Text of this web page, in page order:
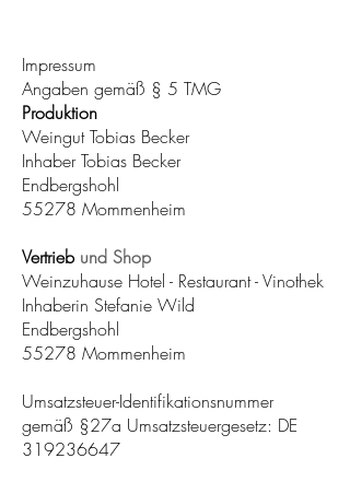
Impressum
Angaben gemäß § 5 TMG
Produktion
Weingut Tobias Becker
Inhaber Tobias Becker
Endbergshohl
55278 Mommenheim
Vertrieb und Shop
Weinzuhause Hotel - Restaurant - Vinothek
Inhaberin Stefanie Wild
Endbergshohl
55278 Mommenheim
Umsatzsteuer-Identifikationsnummer
gemäß §27a Umsatzsteuergesetz: DE
319236647